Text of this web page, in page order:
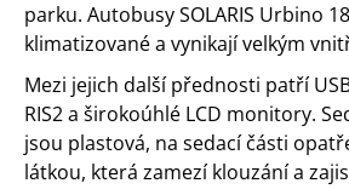
parku. Autobusy SOLARIS Urbino
klimatizované a vynikají velkým
Mezi jejich další přednosti patří
RIS2 a širokoúhlé LCD monitory.
jsou plastová, na sedací části
látkou, která zamezí klouzání a